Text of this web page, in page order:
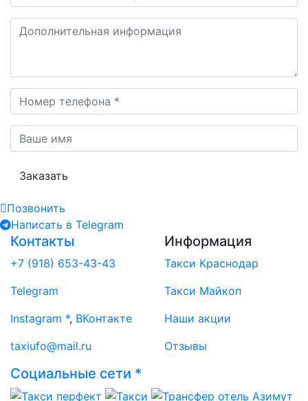
Заказать
Позвонить
Написать в Telegram
Контакты
+7 (918) 653-43-43
Telegram
Instagram *, ВКонтакте
taxiufo@mail.ru
Информация
Такси Краснодар
Такси Майкоп
Наши акции
Отзывы
Социальные сети *